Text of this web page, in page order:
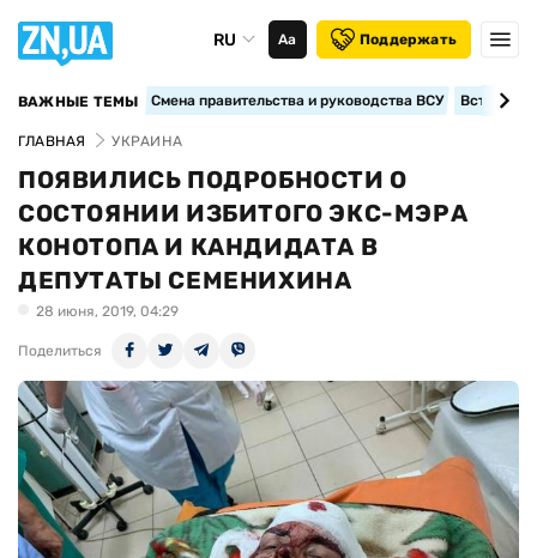
RU Аа Поддержать
ВАЖНЫЕ ТЕМЫ Смена правительства и руководства ВСУ
ГЛАВНАЯ УКРАИНА
ПОЯВИЛИСЬ ПОДРОБНОСТИ О
СОСТОЯНИИ ИЗБИТОГО ЭКС-МЭРА
КОНОТОПА И КАНДИДАТА В
ДЕПУТАТЫ СЕМЕНИХИНА
28 июня, 2019, 04:29
Поделиться